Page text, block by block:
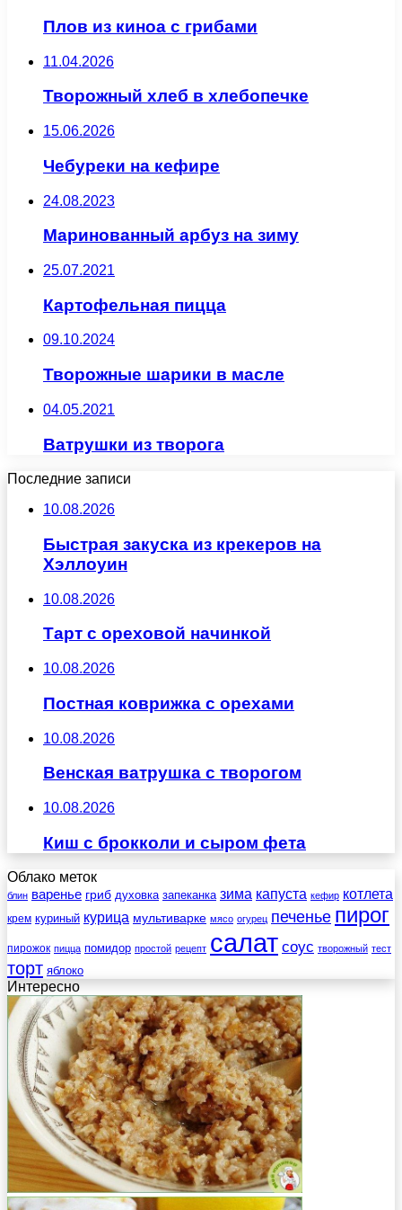
Плов из киноа с грибами
11.04.2026
Творожный хлеб в хлебопечке
15.06.2026
Чебуреки на кефире
24.08.2023
Маринованный арбуз на зиму
25.07.2021
Картофельная пицца
09.10.2024
Творожные шарики в масле
04.05.2021
Ватрушки из творога
Последние записи
10.08.2026
Быстрая закуска из крекеров на
Хэллоуин
10.08.2026
Тарт с ореховой начинкой
10.08.2026
Постная коврижка с орехами
10.08.2026
Венская ватрушка с творогом
10.08.2026
Киш с брокколи и сыром фета
Облако меток
блин варенье гриб духовка запеканка зима капуста кефир котлета
крем куриный курица мультиварке мясо огурец печенье пирог
пирожок пицца помидор простой рецепт салат соус творожный тест
торт яблоко
Интересно